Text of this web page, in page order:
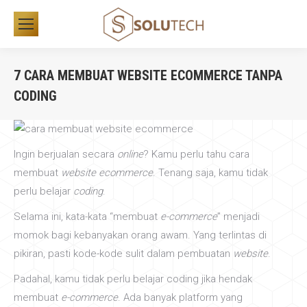
7 CARA MEMBUAT WEBSITE ECOMMERCE TANPA
CODING
Ingin berjualan secara online? Kamu perlu tahu cara
membuat website ecommerce. Tenang saja, kamu tidak
perlu belajar coding.
Selama ini, kata-kata “membuat e-commerce” menjadi
momok bagi kebanyakan orang awam. Yang terlintas di
pikiran, pasti kode-kode sulit dalam pembuatan website.
Padahal, kamu tidak perlu belajar coding jika hendak
membuat e-commerce. Ada banyak platform yang